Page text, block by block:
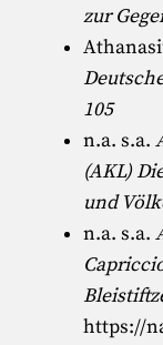
zur
105
n.a. s.a.
(AKL)
und
n.a. s.a.
https://